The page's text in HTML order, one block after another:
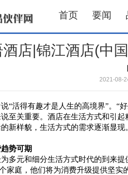
首页 要闻
店|锦江酒店(中
2021-08-
“活得有趣才是人生的高境界”。“
至关重要。酒店在生活方式和引
新样貌，生活方式的需求逐渐显现
势可期
多元和细分生活方式时代的到来
家庭，他们将为消费升级提供坚